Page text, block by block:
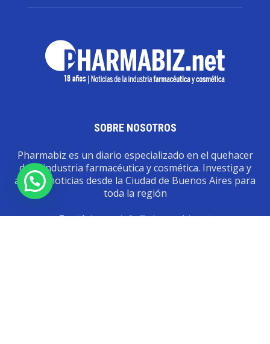
SOBRE NOSOTROS
Pharmabiz es un diario especializado en el quehacer
de la industria farmacéutica y cosmética. Investiga y
analiza noticias desde la Ciudad de Buenos Aires para
toda la región
Contáctanos:info@pharmabiz.net